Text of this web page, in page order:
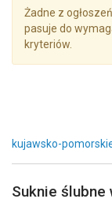
Żadne z
pasuje do
kryteriów.
kujawsko-
Suknie ślubne